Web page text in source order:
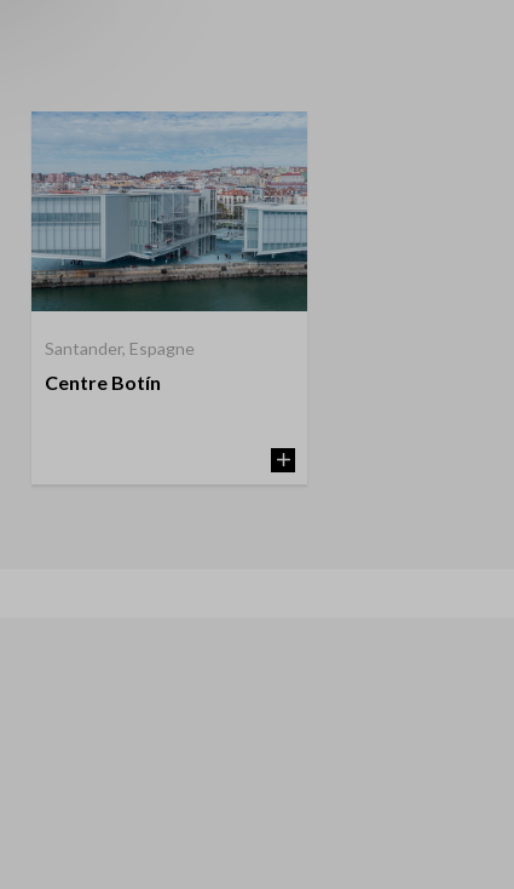
Santander, Espagne
Centre Botín